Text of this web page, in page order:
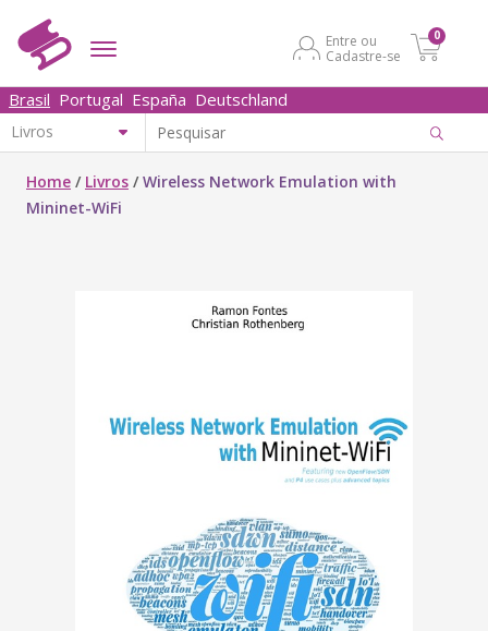
Entre ou
Cadastre-se
0
Brasil Portugal España Deutschland
Home / Livros /Wireless Network Emulation with
Mininet-WiFi